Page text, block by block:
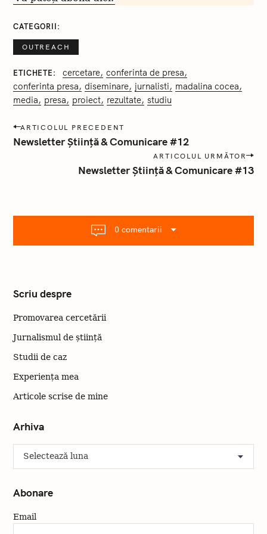
CATEGORII
OUTREACH
ETICHETE cercetare conferinta de presa
conferinta presa diseminare jurnalisti
madalina cocea
media
presa proiect rezultate studiu
P
o
s
i
a
ARTICOLUL PRECEDENT
Newsletter Știință & Comunicare #12
ARTICOLUL URMĂTOR
Newsletter Știință & Comunicare #13
0 comentarii
Scriu despre
Promovarea cercetării
Jurnalismul de știință
Studii de caz
Experiența mea
Articole scrise de mine
Arhiva
a
Abonare
Email